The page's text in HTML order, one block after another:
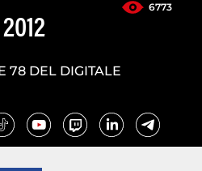
6773
78 DEL DIGITALE